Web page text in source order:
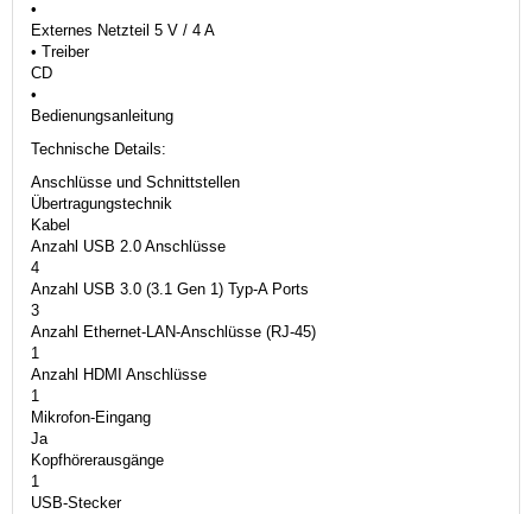
•
Externes Netzteil 5 V / 4 A
• Treiber
CD
•
Bedienungsanleitung
Technische Details:
Anschlüsse und Schnittstellen
Übertragungstechnik
Kabel
Anzahl USB 2.0 Anschlüsse
4
Anzahl USB 3.0 (3.1 Gen 1) Typ-A Ports
3
Anzahl Ethernet-LAN-Anschlüsse (RJ-45)
1
Anzahl HDMI Anschlüsse
1
Mikrofon-Eingang
Ja
Kopfhörerausgänge
1
USB-Stecker